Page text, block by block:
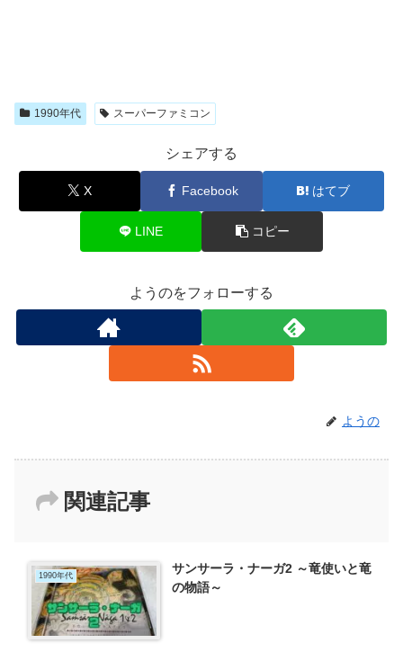
1990年代 スーパーファミコン
シェアする
X Facebook はてブ
LINE コピー
ようのをフォローする
ようの
関連記事
1990年代
サンサーラ・ナーガ2 ～竜使いと竜
の物語～